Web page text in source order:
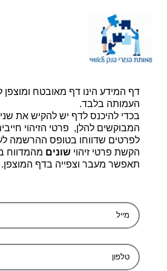
דף הבית |יצירת קשר |
דף המידע הינו דף מאובטח ומוצפן
העמותה בלבד.
בכדי להיכנס לדף יש להקיש את שני
המבוקשים להלן, פרטי הזיהוי
לפרטים שדווחו בטופס ההרשמה
הקשת פרטי זיהוי שונים מהמדווח
תאפשר מעבר וצפייה בדף המוצפן.
עמותת בוגרי בנק לאומי, ע.ר 580014348